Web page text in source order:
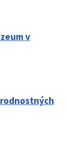
v